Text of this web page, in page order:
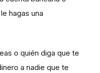
hagas una
o quién diga que te
a nadie que te